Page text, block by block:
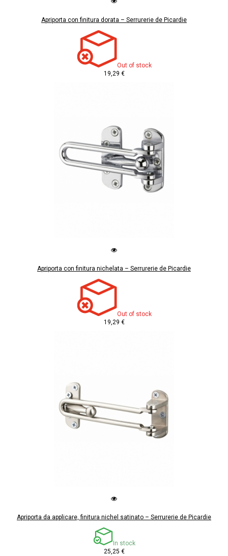
Apriporta con finitura dorata – Serrurerie de Picardie
Out of stock
19,29 €
Apriporta con finitura nichelata – Serrurerie de Picardie
Out of stock
19,29 €
Apriporta da applicare, finitura nichel satinato – Serrurerie de Picardie
In stock
25,25 €